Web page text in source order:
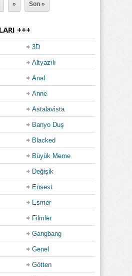
» Son »
+++
3D
Altyazılı
Anal
Anne
Astalavista
Banyo Duş
Blacked
Büyük Meme
Değişik
Ensest
Esmer
Filmler
Gangbang
Genel
Götten